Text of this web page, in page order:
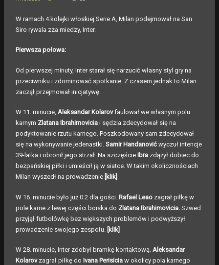
W ramach 4.kolejki włoskiej Serie A, Milan podejmował na San
Siro rywala zza miedzy, Inter.
Pierwsza połowa:
Od pierwszej minuty, Inter starał się narzucić własny styl gry na
przeciwniku i zdominować spotkanie. Z czasem jednak to Milan
zaczął przejmował inicjatywę.
W 11. minucie, Aleksandar Kolarovfaulował we własnym polu
karnym Zlatana Ibrahimovicia i sędzia zdecydował się na
podyktowanie rzutu karnego. Poszkodowany sam zdecydował
się na wykonywanie jedenastki. Samir Handanović wyczuł intencje
39-latka i obronił jego strzał. Na szczęście Ibra zdążył dobiec do
bezpańskiej piłki i umieścił ją w siatce. W takim okolicznościach
Milan wyszedł na prowadzenie [klik]
W 16. minucie było już 0:2 dla gości. Rafael Leao zagrał piłkę w
pole karne z lewej części boiska do Zlatana Ibrahimovicia. Szwed
przyjął futbolówkę bez większych problemów i podwyższył
prowadzenie swojego zespołu.
[klik]
W 28. minucie, Inter zdobył bramkę kontaktową. Aleksandar
Kolarovzagrał piłkę do Ivana Perisicia w okolicy pola karnego